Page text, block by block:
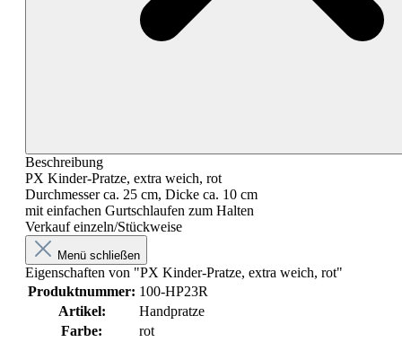
Beschreibung
PX Kinder-Pratze, extra weich, rot
Durchmesser ca. 25 cm, Dicke ca. 10 cm
mit einfachen Gurtschlaufen zum Halten
Verkauf einzeln/Stückweise
Menü schließen
Eigenschaften von "PX Kinder-Pratze, extra weich, rot"
Produktnummer: 100-HP23R
Artikel:
Handpratze
Farbe:
rot